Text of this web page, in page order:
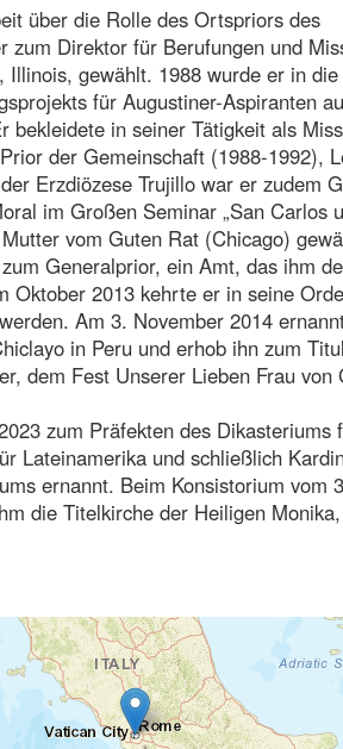
über die Rolle des Ortspriors des
Direktor für Berufungen und
Illinois, gewählt. 1988 wurde er in
für Augustiner-Aspiranten
in seiner Tätigkeit als
der Gemeinschaft (1988-1992),
Erzdiözese Trujillo war er zudem
im Großen Seminar „San Carlos
vom Guten Rat (Chicago)
Generalprior, ein Amt, das ihm
2013 kehrte er in seine
Am 3. November 2014
in Peru und erhob ihn zum
dem Fest Unserer Lieben Frau
zum Präfekten des Dikasteriums
Lateinamerika und schließlich
ernannt. Beim Konsistorium vom
die Titelkirche der Heiligen